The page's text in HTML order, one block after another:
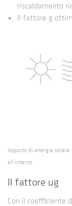
riscaldamento
Il fattore g
Apporto di energia
all’interno
Il fattore ug
Con il coefficiente